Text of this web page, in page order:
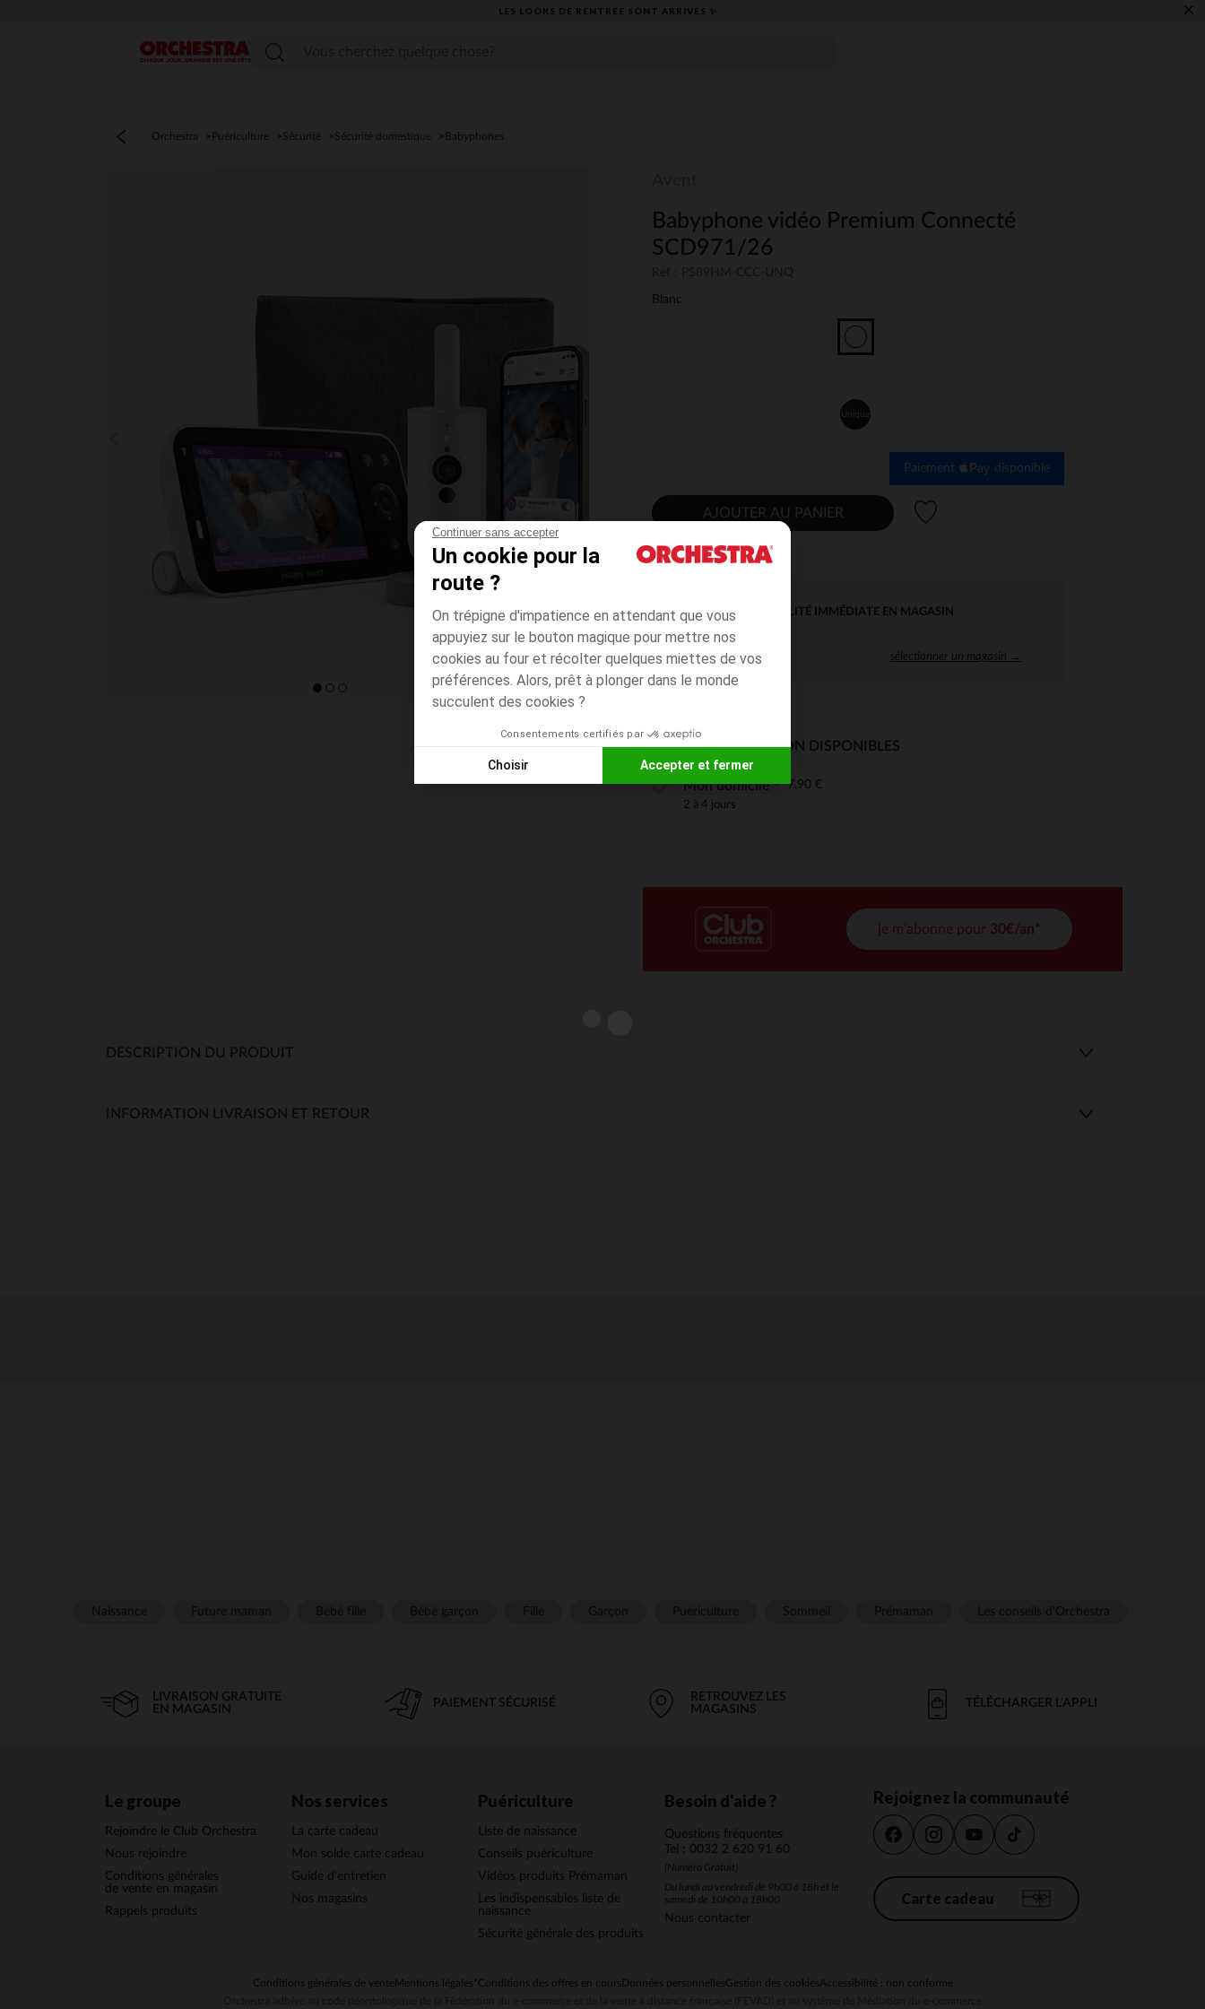
Continuer sans accepter
Un cookie pour la
route ?
On trépigne d'impatience en attendant que vous
appuyiez sur le bouton magique pour mettre nos
cookies au four et récolter quelques miettes de vos
préférences. Alors, prêt à plonger dans le monde
succulent des cookies ?
Consentements certifiés par
Choisir Accepter et fermer
Plateforme de Gestion du Consentement : Personnalisez vos Options
LES LOOKS DE RENTRÉE SONT ARRIVÉS ✨ ×
Menu
Orchestra Puériculture Sécurité Sécurité domestique Babyphones
Babyphone vidéo Premium Connecté
SCD971/26
Blanc
Unique
Paiement disponible
AJOUTER AU PANIER
DISPONIBILITÉ IMMÉDIATE EN MAGASIN
sélectionner un magasin →
MODES DE LIVRAISON DISPONIBLES
Mon domicile 7,90 €
2 à 4 jours
je m'abonne pour 30€/an*
DESCRIPTION DU PRODUIT
INFORMATION LIVRAISON ET RETOUR
LIVRAISON GRATUITE
EN MAGASIN
PAIEMENT SÉCURISÉ
RETROUVEZ LES
MAGASINS
TÉLÉCHARGER L'APPLI
Le groupe
Rejoindre le Club Orchestra
Nous rejoindre
Conditions générales
de vente en magasin
Rappels produits
Nos services
La carte cadeau
Mon solde carte cadeau
Guide d'entretien
Nos magasins
Puériculture
Liste de naissance
Conseils puériculture
Vidéos produits Prémaman
Les indispensables liste de
naissance
Sécurité générale des produits
Besoin d'aide ?
Questions fréquentes
Tel : 0032 2 620 91 60
(Numéro Gratuit)
Du lundi au vendredi de 9h00 à 18h et le
samedi de 10h00 à 18h00
Nous contacter
Rejoignez la communauté
Carte cadeau
Conditions générales de venteMentions légales *Conditions des offres en cours Données personnellesGestion des cookiesAccessibilité : non conforme